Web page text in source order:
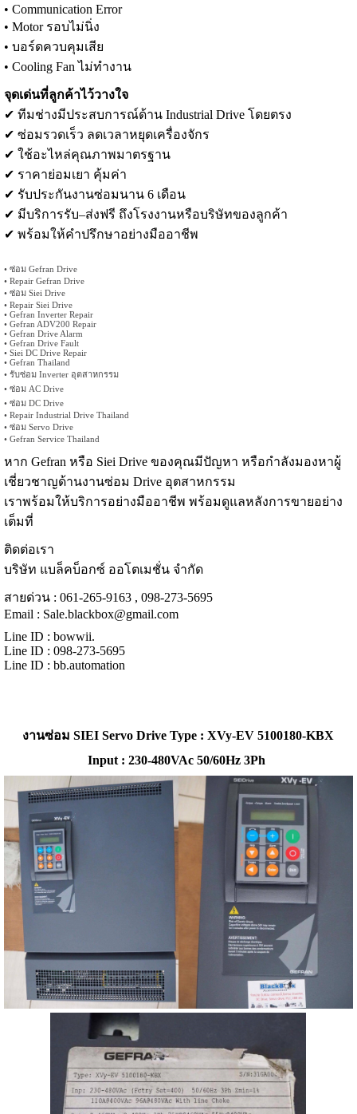
• Communication Error
• Motor รอบไม่นิ่ง
• บอร์ดควบคุมเสีย
• Cooling Fan ไม่ทำงาน
จุดเด่นที่ลูกค้าไว้วางใจ
✔ ทีมช่างมีประสบการณ์ด้าน Industrial Drive โดยตรง
✔ ซ่อมรวดเร็ว ลดเวลาหยุดเครื่องจักร
✔ ใช้อะไหล่คุณภาพมาตรฐาน
✔ ราคาย่อมเยา คุ้มค่า
✔ รับประกันงานซ่อมนาน 6 เดือน
✔ มีบริการรับ–ส่งฟรี ถึงโรงงานหรือบริษัทของลูกค้า
✔ พร้อมให้คำปรึกษาอย่างมืออาชีพ
• ซ่อม Gefran Drive
• Repair Gefran Drive
• ซ่อม Siei Drive
• Repair Siei Drive
• Gefran Inverter Repair
• Gefran ADV200 Repair
• Gefran Drive Alarm
• Gefran Drive Fault
• Siei DC Drive Repair
• Gefran Thailand
• รับซ่อม Inverter อุตสาหกรรม
• ซ่อม AC Drive
• ซ่อม DC Drive
• Repair Industrial Drive Thailand
• ซ่อม Servo Drive
• Gefran Service Thailand
หาก Gefran หรือ Siei Drive ของคุณมีปัญหา หรือกำลังมองหาผู้
เชี่ยวชาญด้านงานซ่อม Drive อุตสาหกรรม
เราพร้อมให้บริการอย่างมืออาชีพ พร้อมดูแลหลังการขายอย่าง
เต็มที่
ติดต่อเรา
บริษัท แบล็คบ็อกซ์ ออโตเมชั่น จำกัด
สายด่วน : 061-265-9163 , 098-273-5695
Email : Sale.blackbox@gmail.com
Line ID : bowwii.
Line ID : 098-273-5695
Line ID : bb.automation
งานซ่อม SIEI Servo DriveType : XVy-EV 5100180-KBX
Input : 230-480VAc 50/60Hz 3Ph